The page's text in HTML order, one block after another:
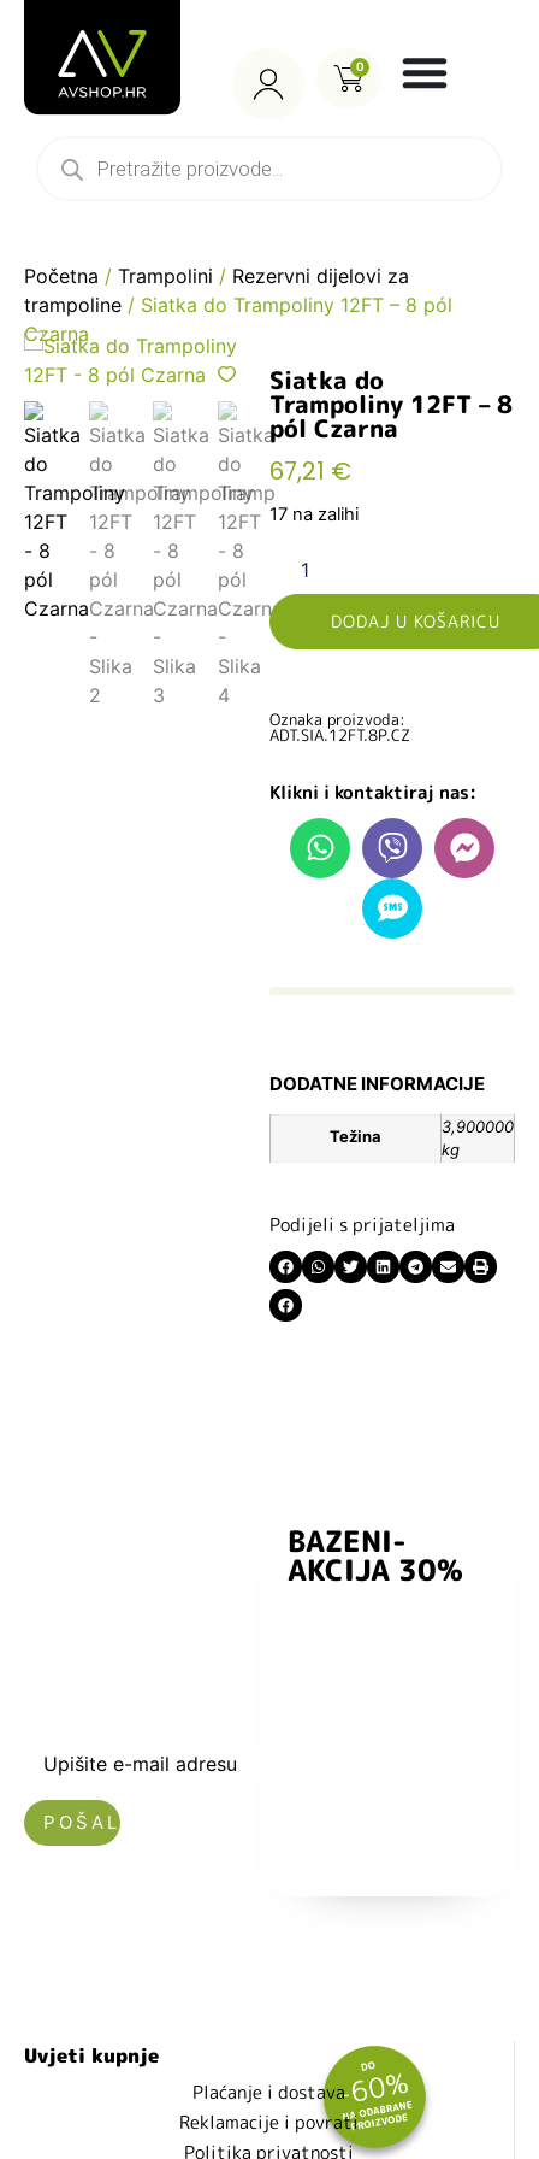
0
Početna / Trampolini / Rezervni dijelovi za
trampoline / Siatka do Trampoliny 12FT – 8 pól
Czarna
Siatka do
Trampoliny 12FT – 8
pól Czarna
67,21 €
17 na zalihi
DODAJ U KOŠARICU
Oznaka proizvoda:
ADT.SIA.12FT.8P.CZ
Klikni i kontaktiraj nas:
DODATNE INFORMACIJE
Težina
3,900000
kg
Podijeli s prijateljima
Upišite e-mail adresu
BAZENI-
AKCIJA 30%
Uvjeti kupnje
Plaćanje i dostava
Reklamacije i povrati
Politika privatnosti